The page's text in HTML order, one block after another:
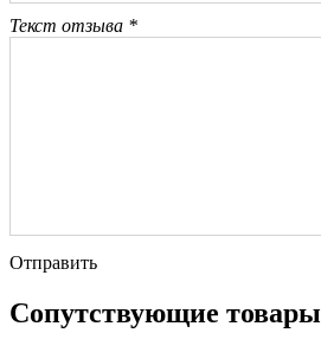
Текст отзыва *
Отправить
Сопутствующие товары